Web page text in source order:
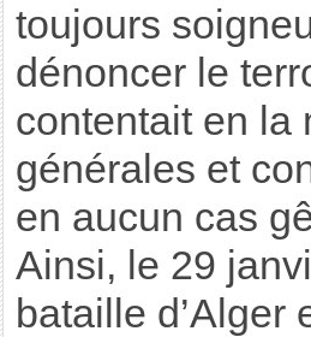
toujours
dénoncer le
contentait en la
générales et
en aucun cas
Ainsi, le 29
bataille d’Alger